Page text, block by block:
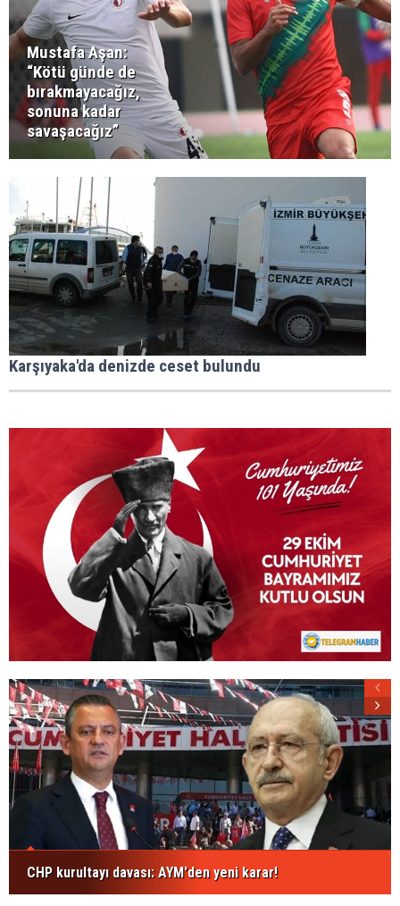
Mustafa Aşan:
“Kötü günde de
bırakmayacağız,
sonuna kadar
savaşacağız”
Karşıyaka'da denizde ceset bulundu
CHP kurultayı davası: AYM'den yeni karar!